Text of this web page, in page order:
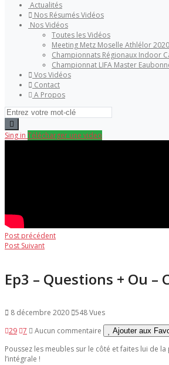
Actualités
Nos Résumés Vidéos
Nos Vidéos
Toutes les Vidéos
Meeting Metz Moselle Athlélor 2020
Championnats Régionaux Indoor
Championnat LIFA Master
Vos Vidéos
Contact
A Propos
Sing in Télécharger une video
Navigation
l’article
Post précédentPost
Post SuivantPost
Ep3 – Questions + Ou –
8 décembre 2020 548 Vues
29 7 Aucun commentaire Ajouter aux
Poussez les meubles sur le côté et faites lui de
l’intégrale !